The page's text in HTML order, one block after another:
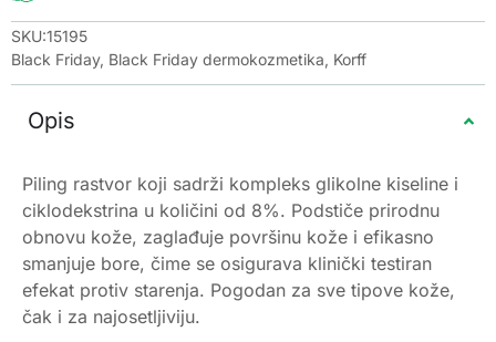
SKU:15195
Black Friday, Black Friday dermokozmetika, Korff
Opis
Piling rastvor koji sadrži kompleks glikolne kiseline i
ciklodekstrina u količini od 8%. Podstiče prirodnu
obnovu kože, zaglađuje površinu kože i efikasno
smanjuje bore, čime se osigurava klinički testiran
efekat protiv starenja. Pogodan za sve tipove kože,
čak i za najosetljiviju.